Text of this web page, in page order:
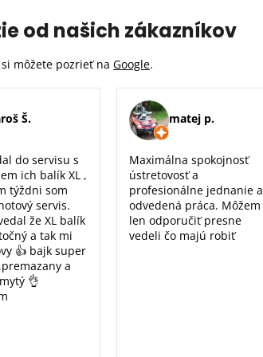
od našich zákazníkov
môžete pozrieť na Google.
Š.
do servisu s
ich balík XL ,
týždni som
servis.
že XL balík
a tak mi
👍 bajk super
a
👌
matej p.
Maximálna spokojnosť
ústretovosť a
profesionálne jednanie a
odvedená práca. Môžem
len odporučiť presne
vedeli čo majú robiť